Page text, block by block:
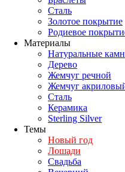
Сталь
Золотое покрытие
Родиевое
Материалы
Натуральные
Дерево
Жемчуг речной
Жемчуг
Сталь
Керамика
Sterling Silver
Темы
Новый год
Лошади
Свадьба